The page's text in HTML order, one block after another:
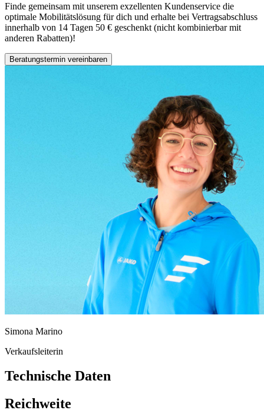
Finde gemeinsam mit unserem exzellenten Kundenservice die
optimale Mobilitätslösung für dich und erhalte bei Vertragsabschluss
innerhalb von 14 Tagen 50 € geschenkt (nicht kombinierbar mit
anderen Rabatten)!
Beratungstermin vereinbaren
Simona Marino
Verkaufsleiterin
Technische Daten
Reichweite